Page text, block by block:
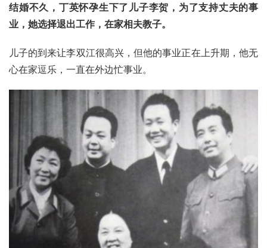
结婚不久，丁英怀孕生下了儿子李贺，为了支持丈夫的事
业，她选择退出工作，在家相夫教子。
儿子的到来让李双江很高兴，但他的事业正在上升期，他无
心在家逗乐，一直在外边忙事业。